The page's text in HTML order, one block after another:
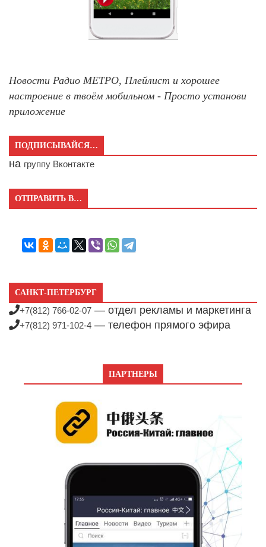
Новости Радио МЕТРО, Плейлист и хорошее
настроение в твоём мобильном - Просто установи
приложение
ПОДПИСЫВАЙСЯ…
на группу Вконтакте
ОТПРАВИТЬ В…
САНКТ-ПЕТЕРБУРГ
+7(812) 766-02-07 — отдел рекламы и маркетинга
+7(812) 971-102-4 — телефон прямого эфира
ПАРТНЕРЫ